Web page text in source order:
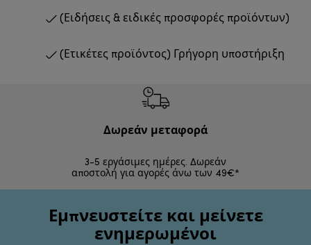
(Ειδήσεις & ειδικές προσφορές προϊόντων)
(Ετικέτες προϊόντος) Γρήγορη υποστήριξη
Δωρεάν μεταφορά
3-5 εργάσιμες ημέρες. Δωρεάν
αποστολή για αγορές άνω των 49€*
Εμπνευστείτε και μείνετε
ενημερωμένοι